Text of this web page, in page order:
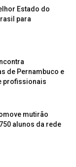
Estado do
para
de Pernambuco e
profissionais
mutirão
alunos da rede